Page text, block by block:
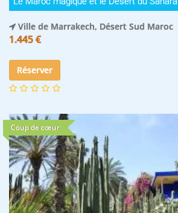
Ville de Marrakech, Désert Sud Maroc
1.445 €
Réserver
Coup de cœur